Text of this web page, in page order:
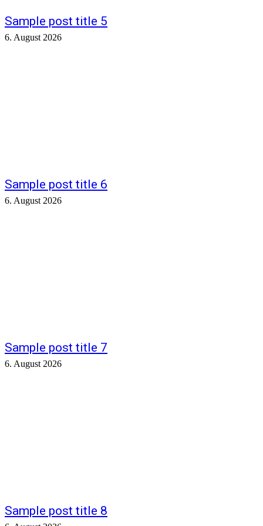
Sample post title 5
6. August 2026
Sample post title 6
6. August 2026
Sample post title 7
6. August 2026
Sample post title 8